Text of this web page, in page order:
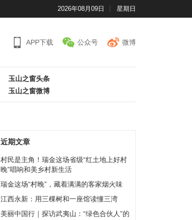
2026年08月09日 星期日
APP下载 公众号 微博
玉山之窗头条
玉山之窗微博
近期文章
村民是主角！瑞金这场省级“红土地上好村
晚”唱响和美乡村新生活
瑞金这场“村晚”，藏着满满的客家烟火味
江西永新：用三棵树和一座馆读懂三湾
美丽中国行｜探访武夷山：“绿色合伙人”的